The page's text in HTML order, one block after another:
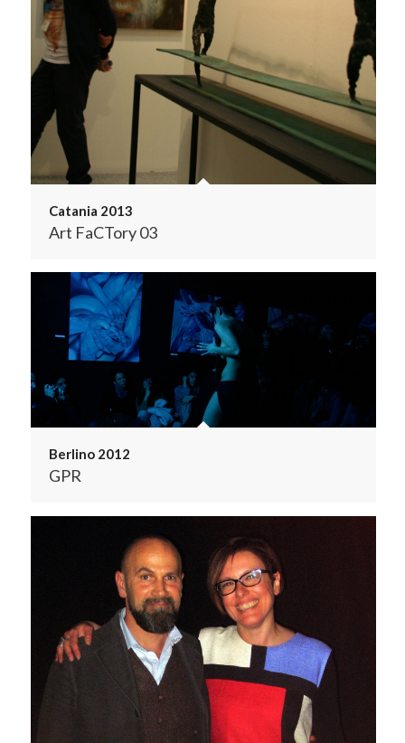
Catania 2013
Art FaCTory 03
Berlino 2012
GPR